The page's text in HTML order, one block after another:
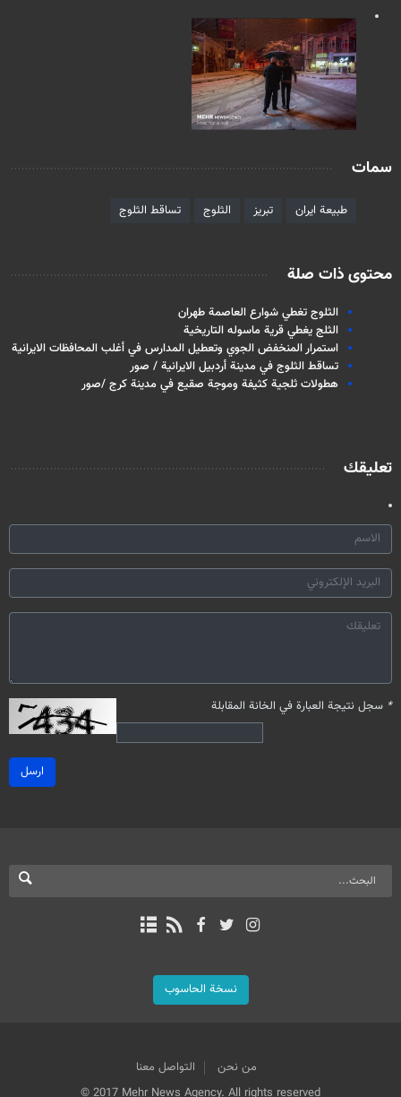
سمات
طبيعة ايران تبريز الثلوج تساقط الثلوج
محتوى ذات صلة
الثلوج تغطي شوارع العاصمة طهران
الثلج يغطي قرية ماسوله التاريخية
استمرار المنخفض الجوي وتعطيل المدارس في أغلب المحافظات الايرانية
تساقط الثلوج في مدينة أردبيل الايرانية / صور
هطولات ثلجية كثيفة وموجة صقيع في مدينة كرج /صور
تعليقك
* سجل نتيجة العبارة في الخانة المقابلة
ارسل
نسخة الحاسوب
من نحن
التواصل معنا
© 2017 Mehr News Agency. All rights reserved